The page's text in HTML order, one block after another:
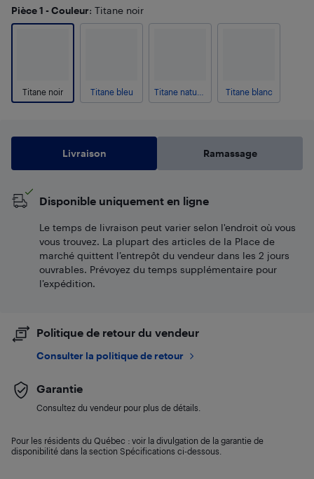
Pièce 1 - Couleur: Titane noir
Titane noir Titane bleu Titane blanc
Livraison Ramassage
Disponible uniquement en ligne
Le temps de livraison peut varier selon l'endroit où vous
vous trouvez. La plupart des articles de la Place de
marché quittent l’entrepôt du vendeur dans les 2 jours
ouvrables. Prévoyez du temps supplémentaire pour
l’expédition.
Politique de retour du vendeur
Consulter la politique de retour
Garantie
Consultez du vendeur pour plus de détails.
Pour les résidents du Québec : voir la divulgation de la garantie de
disponibilité dans la section Spécifications ci-dessous.